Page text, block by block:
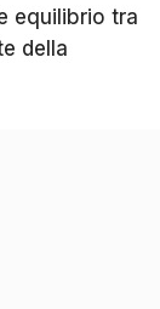
equilibrio tra
della